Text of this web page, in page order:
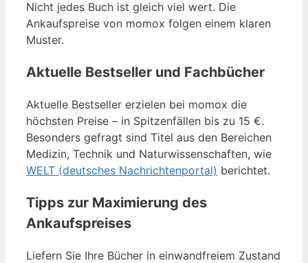
Nicht jedes Buch ist gleich viel wert. Die
Ankaufspreise von momox folgen einem klaren
Muster.
Aktuelle Bestseller und Fachbücher
Aktuelle Bestseller erzielen bei momox die
höchsten Preise – in Spitzenfällen bis zu 15 €.
Besonders gefragt sind Titel aus den Bereichen
Medizin, Technik und Naturwissenschaften, wie
WELT (deutsches Nachrichtenportal) berichtet.
Tipps zur Maximierung des
Ankaufspreises
Liefern Sie Ihre Bücher in einwandfreiem Zustand